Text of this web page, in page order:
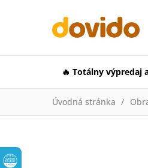
🔥 Totálny výpredaj
Úvodná stránka